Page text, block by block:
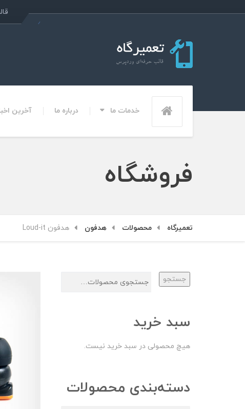
خدمات ما درباره ما آخرین
فروشگاه
تعمیرگاه محصولات هدفون هدفون Loud-it
جستجو
سبد خرید
هیچ محصولی در سبد خرید نیست.
دسته‌بندی محصولات